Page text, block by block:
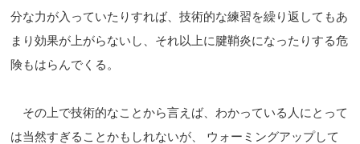
分な力が入っていたりすれば、技術的な練習を繰り返してもあ
まり効果が上がらないし、それ以上に腱鞘炎になったりする危
険もはらんでくる。
その上で技術的なことから言えば、わかっている人にとって
は当然すぎることかもしれないが、 ウォーミングアップして